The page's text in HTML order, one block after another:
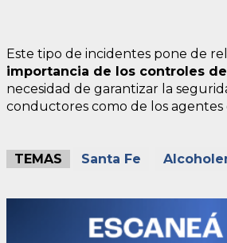
Este tipo de incidentes pone de
importancia de los controles
necesidad de garantizar la
conductores como de los agentes
TEMAS Santa Fe